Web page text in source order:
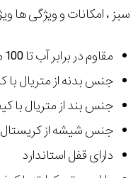
سبز ، امکانات و ویژگی ها
مقاوم در برابر آب تا 100 متر
جنس بدنه از متریال با
جنس بند از متریال با
جنس شیشه از
دارای قفل استاندارد